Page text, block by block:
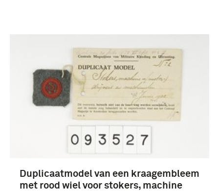
boek (197)
Oude drukken, Geheugen van Nederland (106)
boek, voorschrift (50)
Meer
Duplicaatmodel van een kraagembleem
met rood wiel voor stokers, machine